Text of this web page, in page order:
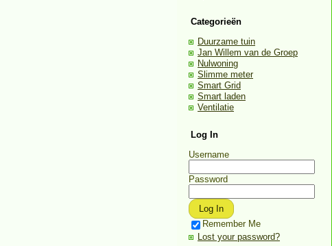
Categorieën
Duurzame tuin
Jan Willem van de Groep
Nulwoning
Slimme meter
Smart Grid
Smart laden
Ventilatie
Log In
Username
Password
Remember Me
Lost your password?